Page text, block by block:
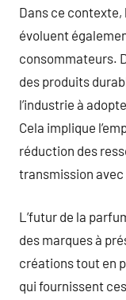
Dans ce
évoluent
consommateurs.
des produits
l’industrie à
Cela implique
réduction des
transmission
L’futur de la
des marques à
créations tout en
qui fournissent